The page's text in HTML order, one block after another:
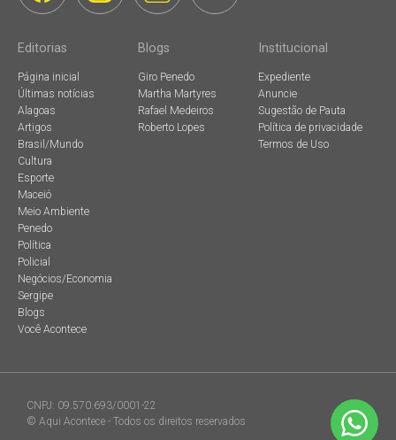
Editorias
Página inicial
Últimas notícias
Alagoas
Artigos
Brasil/Mundo
Cultura
Esporte
Maceió
Meio Ambiente
Penedo
Política
Policial
Negócios/Economia
Sergipe
Blogs
Você Acontece
Blogs
Giro Penedo
Martha Martyres
Rafael Medeiros
Roberto Lopes
Institucional
Expediente
Anuncie
Sugestão de Pauta
Política de privacidade
Termos de Uso
CNPJ: 09.570.693/0001-22
© Aqui Acontece - Todos os direitos reservados